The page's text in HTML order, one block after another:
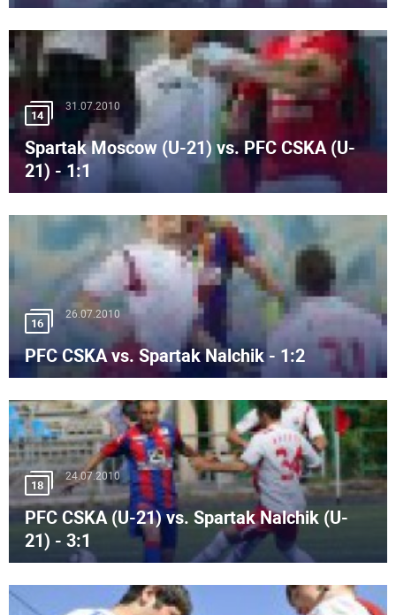
14
31.07.2010
Spartak Moscow (U-21) vs. PFC CSKA (U-
21) - 1:1
16
26.07.2010
PFC CSKA vs. Spartak Nalchik - 1:2
18
24.07.2010
PFC CSKA (U-21) vs. Spartak Nalchik (U-
21) - 3:1